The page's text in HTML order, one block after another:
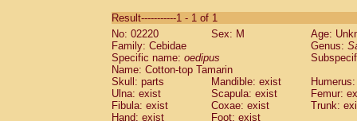
CebidaeSaguinus labiatus(0)
Cebidae Saguinus leucopus (0)
Cebidae
CebidaeSaguinus mystax
Cebidae Saguinus nigricollis (0)
Cebidae Saguinus oedipus
Cebidae Saguinus weddelli
Result-----------1 - 1 of 1
No: 02220
Sex: M
Age:
Family: Cebidae
Genus:
Specific name: oedipus
Name: Cotton-top Tamarin
Skull: parts
Mandible: exist
Ulna: exist
Scapula: exist
Femur:
Fibula: exist
Coxae: exist
Trunk:
Hand: exist
Foot: exist